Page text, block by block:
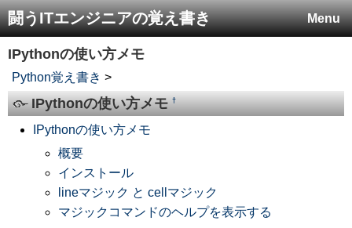
Menu
闘うITエンジニアの覚え書き
IPythonの使い方メモ
Python覚え書き >
IPythonの使い方メモ†
IPythonの使い方メモ
概要
インストール
lineマジック と cellマジック
マジックコマンドのヘルプを表示する